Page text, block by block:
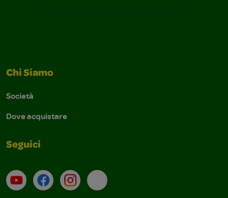
Chi Siamo
Società
Dove acquistare
Seguici
Su YouTube
ContattiProfilo Instagram
Email